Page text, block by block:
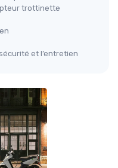
trottinette
et l’entretien